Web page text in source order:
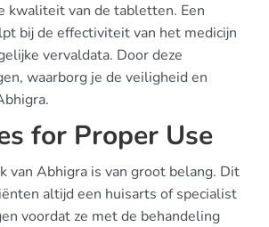
kwaliteit van de tabletten. Een
bij de effectiviteit van het medicijn
vervaldata. Door deze
waarborg je de veiligheid en
for Proper Use
van Abhigra is van groot belang. Dit
altijd een huisarts of specialist
voordat ze met de behandeling